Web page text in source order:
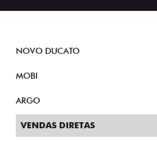
NOVO DUCATO
MOBI
ARGO
VENDAS DIRETAS